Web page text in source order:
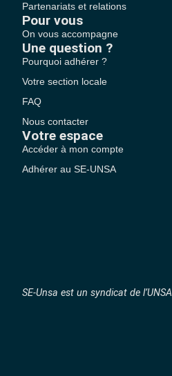
Partenariats et relations
Pour vous
On vous accompagne
Une question ?
Pourquoi adhérer ?
Votre section locale
FAQ
Nous contacter
Votre espace
Accéder à mon compte
Adhérer au SE-UNSA
SE-Unsa est un syndicat de l’UNSA